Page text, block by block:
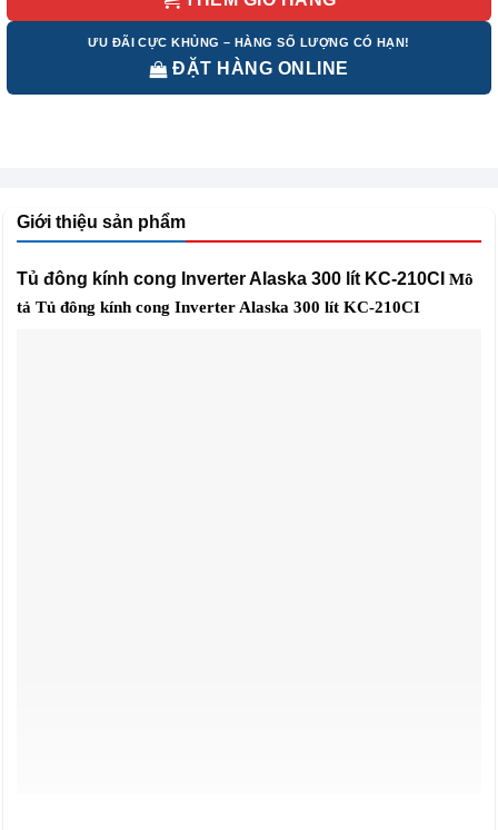
ƯU ĐÃI CỰC KHỦNG – HÀNG SỐ LƯỢNG CÓ HẠN!
ĐẶT HÀNG ONLINE
Giới thiệu sản phẩm
Tủ đông kính cong Inverter Alaska 300 lít KC-210CI Mô
tả Tủ đông kính cong Inverter Alaska 300 lít KC-210CI